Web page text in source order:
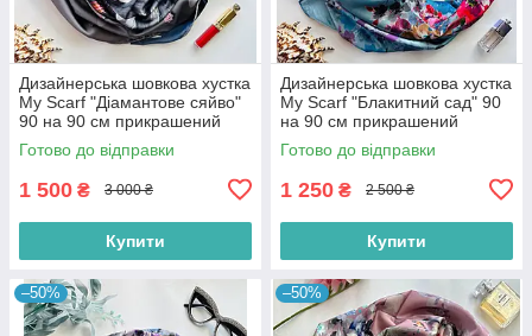
Дизайнерська шовкова хустка
My Scarf "Діамантове сяйво"
90 на 90 см прикрашений
натуральною яшмою
Готово до відправки
1 500 ₴ 3 000 ₴
Купити
Дизайнерська шовкова хустка
My Scarf "Блакитний сад" 90
на 90 см прикрашений
натуральним солідатом
Готово до відправки
1 250 ₴ 2 500 ₴
Купити
–50% –50%